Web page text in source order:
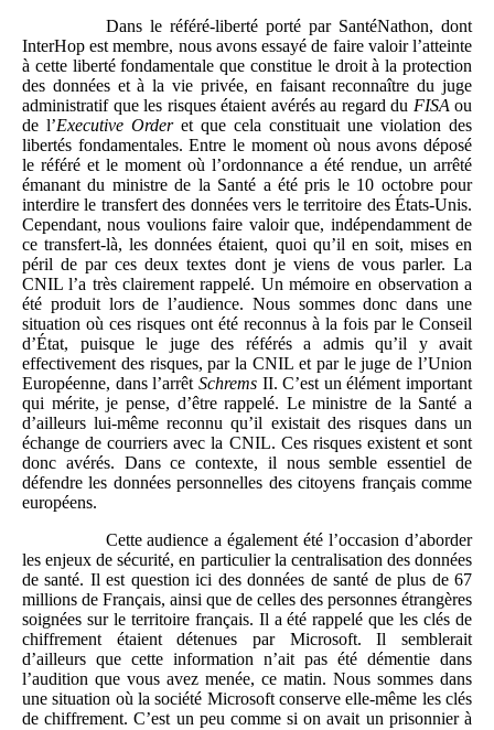
Dans le référé-liberté porté par SantéNathon, dont
InterHop est membre, nous avons essayé de faire valoir l’atteinte
à cette liberté fondamentale que constitue le droit à la protection
des données et à la vie privée, en faisant reconnaître du juge
administratif que les risques étaient avérés au regard du FISA ou
de l’Executive Orderet que cela constituait une violation des
libertés fondamentales. Entre le moment où nous avons déposé
le référé et le moment où l’ordonnance a été rendue, un arrêté
émanant du ministre de la Santé a été pris le 10 octobre pour
interdire le transfert des données vers le territoire des États-Unis.
Cependant, nous voulions faire valoir que, indépendamment de
ce transfert-là, les données étaient, quoi qu’il en soit, mises en
péril de par ces deux textes dont je viens de vous parler. La
CNIL l’a très clairement rappelé. Un mémoire en observation a
été produit lors de l’audience. Nous sommes donc dans une
situation où ces risques ont été reconnus à la fois par le Conseil
d’État, puisque le juge des référés a admis qu’il y avait
effectivement des risques, par la CNIL et par le juge de l’Union
Européenne, dans l’arrêt SchremsII. C’est un élément important
qui mérite, je pense, d’être rappelé. Le ministre de la Santé a
d’ailleurs lui-même reconnu qu’il existait des risques dans un
échange de courriers avec la CNIL. Ces risques existent et sont
donc avérés. Dans ce contexte, il nous semble essentiel de
défendre les données personnelles des citoyens français comme
européens.
Cette audience a également été l’occasion d’aborder
les enjeux de sécurité, en particulier la centralisation des données
de santé. Il est question ici des données de santé de plus de 67
millions de Français, ainsi que de celles des personnes étrangères
soignées sur le territoire français. Il a été rappelé que les clés de
chiffrement étaient détenues par Microsoft. Il semblerait
d’ailleurs que cette information n’ait pas été démentie dans
l’audition que vous avez menée, ce matin. Nous sommes dans
une situation où la société Microsoft conserve elle-même les clés
de chiffrement. C’est un peu comme si on avait un prisonnier à